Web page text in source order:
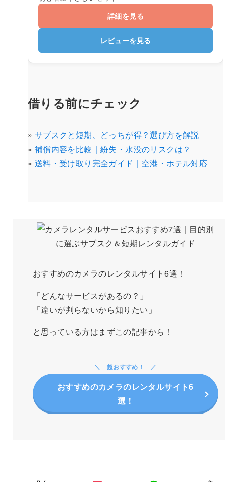
詳細を見る
レビューを見る
借りる前にチェック
» サブスクと短期、どっちが得？選び方を解説
» 補償内容を比較｜紛失・水没のリスクは？
» 送料・受け取り完全ガイド｜空港・ホテル対応
おすすめのカメラのレンタルサイト6選！
「どんなサービスがあるの？」
「違いが判らないから知りたい」
と思っている方はまずこの記事から！
超おすすめ！
おすすめのカメラのレンタルサイト6
選！